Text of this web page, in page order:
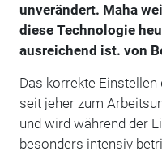
unverändert. Maha
diese Technologie
ausreichend ist. von
Das korrekte
seit jeher zum
und wird während der
besonders intensiv